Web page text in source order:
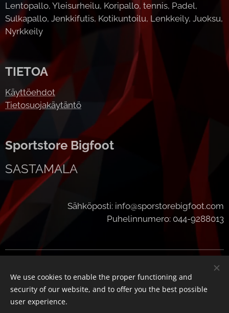
Lentopallo, Yleisurheilu, Koripallo, tennis, Padel,
Sulkapallo, Jenkkifutis, Kotikuntoilu, Lenkkeily, Juoksu,
Nyrkkeily
TIETOA
Käyttöehdot
Tietosuojakäytäntö
Sportstore Bigfoot
SASTAMALA
Sähköposti: info@sporstorebigfoot.com
Puhelinnumero: 044-9288013
Languages
Suomi
English
We use cookies to enable the proper functioning and
security of our website, and to offer you the best possible
user experience.